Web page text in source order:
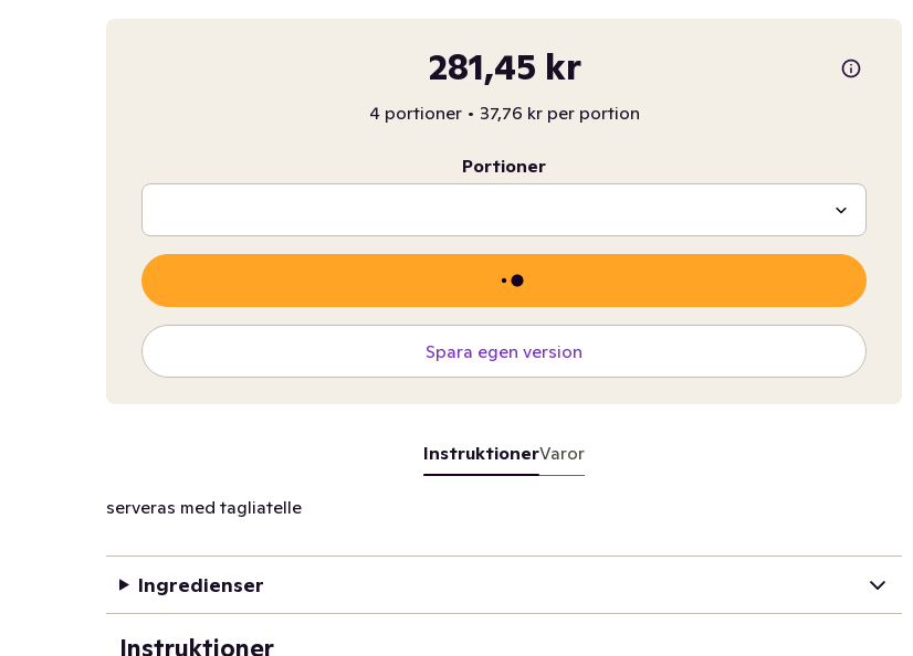
281,45 kr
4 portioner • 37,76 kr per portion
Portioner
Spara egen version
InstruktionerVaror
serveras med tagliatelle
Ingredienser
Instruktioner